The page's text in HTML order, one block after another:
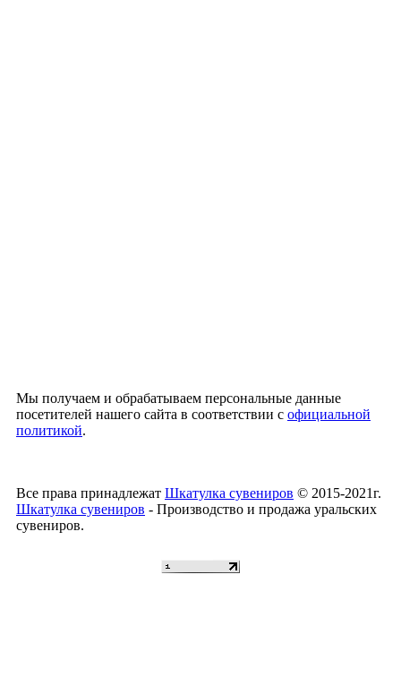
Мы получаем и обрабатываем персональные данные
посетителей нашего сайта в соответствии с официальной
политикой.
Все права принадлежат Шкатулка сувениров © 2015-2021г.
Шкатулка сувениров - Производство и продажа уральских
сувениров.